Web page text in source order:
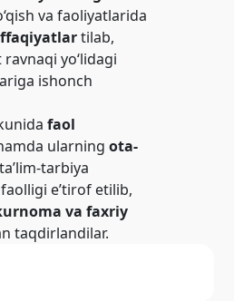
va faoliyatlarida
tilab,
yo‘lidagi
ishonch
faol
ularningota-
tarbiya
e’tirof etilib,
va faxriy
taqdirlandilar.